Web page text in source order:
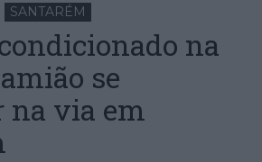
SANTARÉM
na
se
na via em